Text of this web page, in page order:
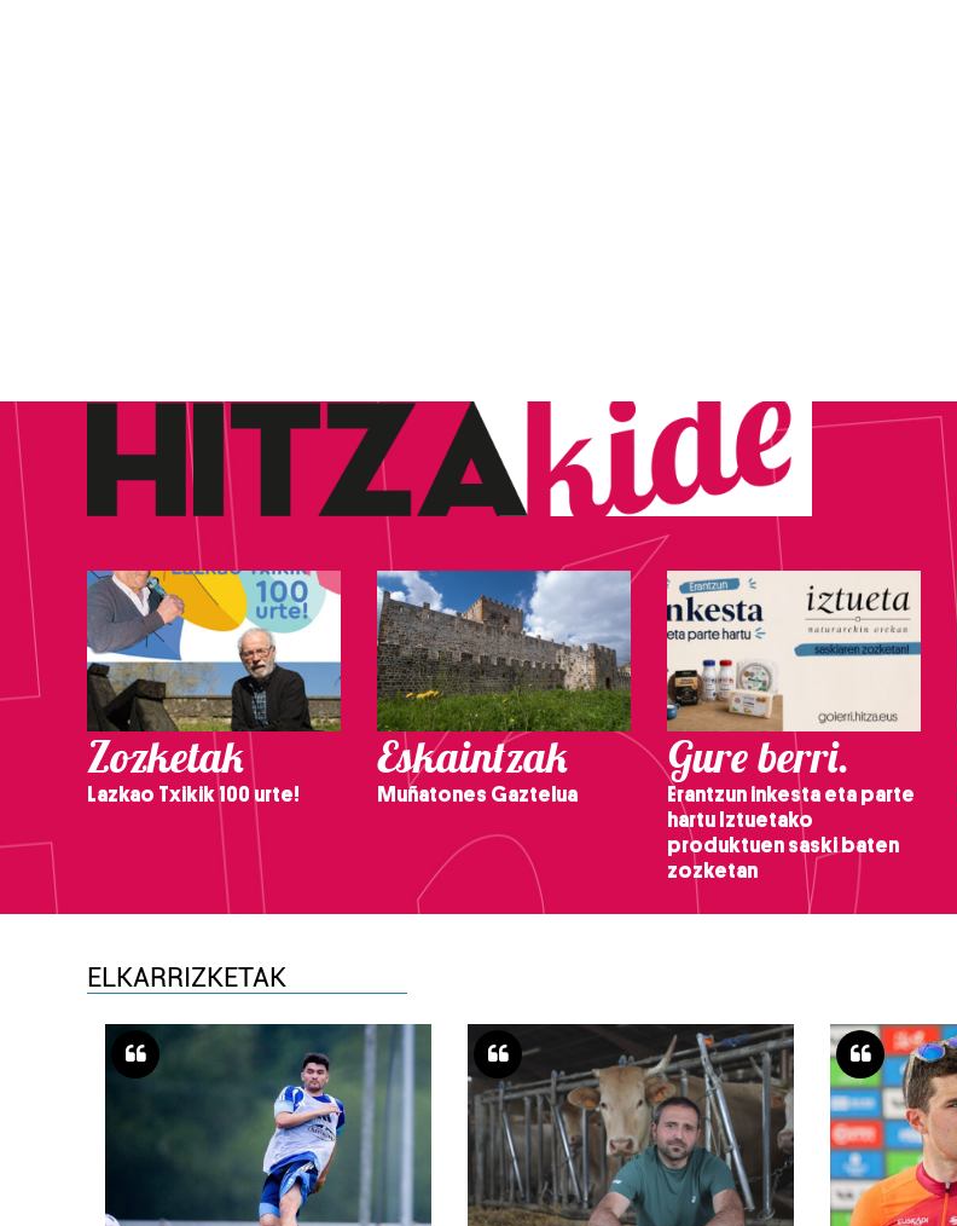
Zozketak
Lazkao Txikik 100 urte!
Eskaintzak
Muñatones Gaztelua
Gure berri.
Erantzun inkesta eta parte
hartu Iztuetako
produktuen saski baten
zozketan
ELKARRIZKETAK